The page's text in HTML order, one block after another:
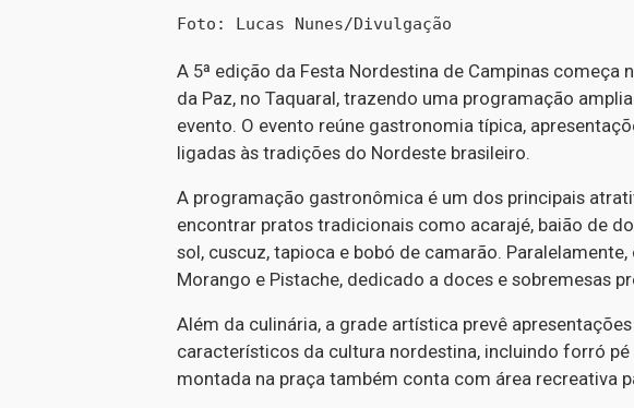
Foto: Lucas Nunes/Divulgação
A 5ª edição da Festa Nordestina de Campinas começa
da Paz, no Taquaral, trazendo uma programação
evento. O evento reúne gastronomia típica,
ligadas às tradições do Nordeste brasileiro.
A programação gastronômica é um dos principais
encontrar pratos tradicionais como acarajé, baião de
sol, cuscuz, tapioca e bobó de camarão.
Morango e Pistache, dedicado a doces e sobremesas
Além da culinária, a grade artística prevê
característicos da cultura nordestina, incluindo forró
montada na praça também conta com área recreativa